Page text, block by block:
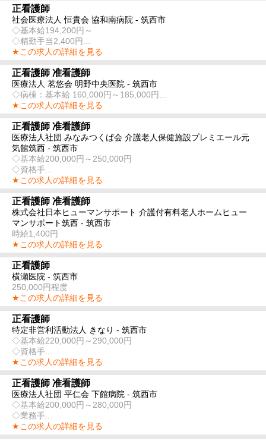
正看護師
社会医療法人 恒貴会 協和南病院 - 筑西市
◇基本給194,200円～
◇精勤手当2,400円...
★この求人の詳細を見る
正看護師 准看護師
医療法人 茗悠会 明野中央医院 - 筑西市
◇病棟：基本給 160,000円～185,000円...
★この求人の詳細を見る
正看護師 准看護師
医療法人社団 みなみつくば会 介護老人保健施設プレミエール元
気館筑西 - 筑西市
◇基本給200,000円～250,000円
◇資格手...
★この求人の詳細を見る
正看護師 准看護師
株式会社日本ヒューマンサポート 介護付有料老人ホームヒュー
マンサポート筑西 - 筑西市
時給1,400円
★この求人の詳細を見る
正看護師
横瀬医院 - 筑西市
250,000円程度
★この求人の詳細を見る
正看護師
特定非営利活動法人 きなり - 筑西市
◇基本給220,000円～290,000円
◇資格手...
★この求人の詳細を見る
正看護師 准看護師
医療法人社団 平仁会 下館病院 - 筑西市
◇基本給200,000円～280,000円
◇業務手...
★この求人の詳細を見る